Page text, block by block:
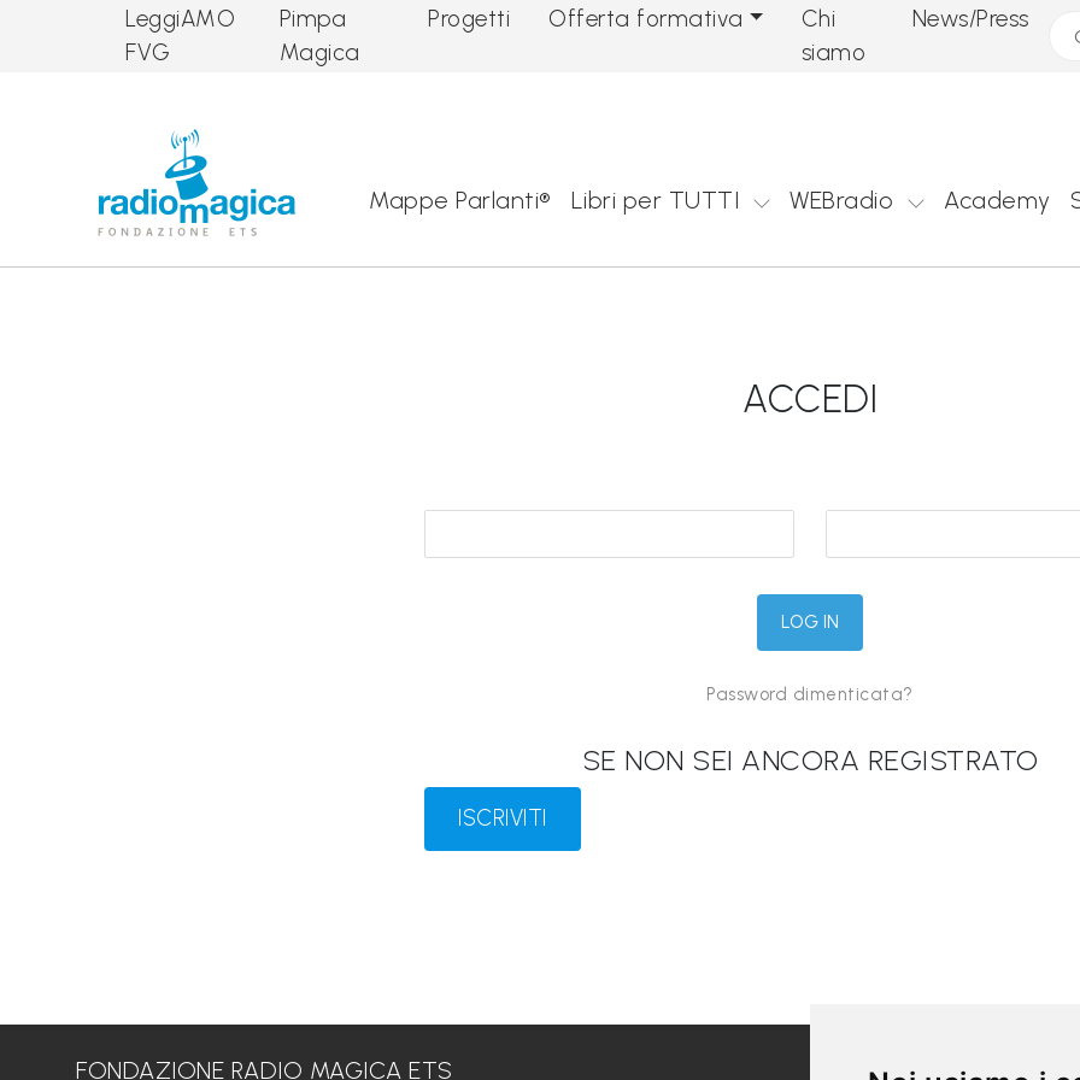
LeggiAMO
FVG
Pimpa
Magica
Progetti Offerta formativa
Chi
siamo
News/Press
Mappe Parlanti® Libri per TUTTI WEBradio Academy
ACCEDI
Password dimenticata?
SE NON SEI ANCORA REGISTRATO
ISCRIVITI
FONDAZIONE RADIO MAGICA ETS LINK UTILI